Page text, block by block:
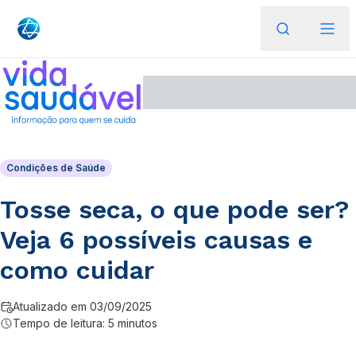
Condições de Saúde
Tosse seca, o que pode ser?
Veja 6 possíveis causas e
como cuidar
Atualizado em 03/09/2025
Tempo de leitura: 5 minutos